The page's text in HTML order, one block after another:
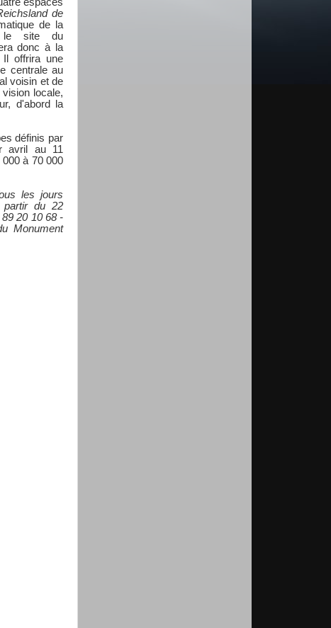
de
de la
le site du
donc à la
Il offrira une
centrale au
voisin et de
locale,
d'abord la
définis par
avril au 11
à 70 000
les jours
partir du 22
20 10 68 -
Monument